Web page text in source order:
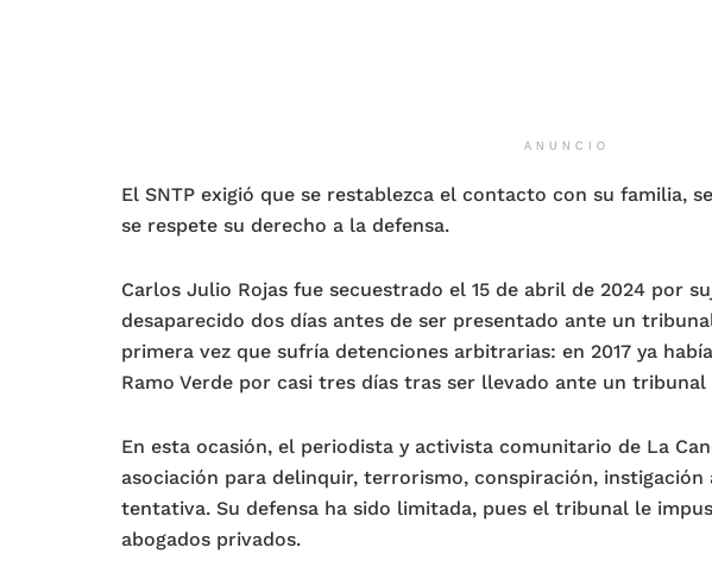
ANUNCIO
El SNTP exigió que se restablezca el contacto con su familia,
se respete su derecho a la defensa.
Carlos Julio Rojas fue secuestrado el 15 de abril de 2024 por
desaparecido dos días antes de ser presentado ante un
primera vez que sufría detenciones arbitrarias: en 2017 ya
Ramo Verde por casi tres días tras ser llevado ante un
En esta ocasión, el periodista y activista comunitario de La
asociación para delinquir, terrorismo, conspiración,
tentativa. Su defensa ha sido limitada, pues el tribunal le
abogados privados.